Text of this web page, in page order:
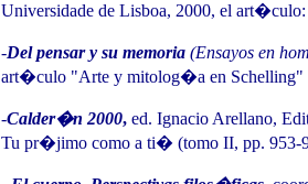
Universidade de Lisboa, 2000, el
-Del pensar y su memoria (Ensayos en
art�culo "Arte y mitolog�a en Schelling"
-Calder�n 2000, ed. Ignacio Arellano,
Tu pr�jimo como a ti� (tomo II, pp. 953-